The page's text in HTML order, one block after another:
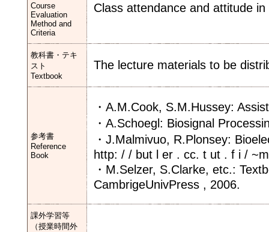
Course
Evaluation
Method and
Criteria
Class attendance and attitude
教科書・テキ
スト
Textbook
The lecture materials to be
参考書
Reference
Book
・A.M.Cook, S.M.Hussey:
・A.Schoegl: Biosignal
・J.Malmivuo, R.Plonsey:
http: / / but l er . cc. t ut . f i /
・M.Selzer, S.Clarke, etc.:
CambrigeUnivPress , 2006.
課外学習等
（授業時間外